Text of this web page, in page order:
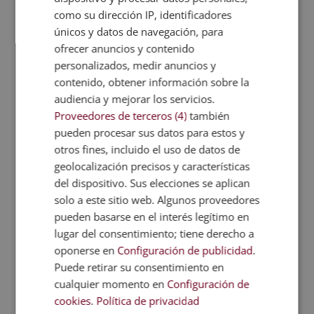
crear una atmósfera ideal para tiendas de
decoración, moda y productos para el hogar.
Ventanas interactivas
La interactividad es una tendencia creciente en el
diseño de escaparates que se basa eninvitar a los
clientes a participar y disfrutarde una experiencia
única. Algunas ideas incluyen pantallas táctiles,
juegos, concursos y elementos móviles, por
ejemplo. La interactividad no solo atrae la atención
de los transeúntes, sino quefomenta la conexión
con la marcay puede aumentar la probabilidad de
que los clientes entren a la tienda.
Eventos y festivales
Puedes decorar tu escaparate inspirándote en los
eventos y festivales que se celebran en verano.
Elementos como banderines, luces, carteles y
accesorios festivos son un
must para recrear esta
como su dirección IP, identificadores
únicos y datos de navegación, para
ofrecer anuncios y contenido
personalizados, medir anuncios y
contenido, obtener información sobre la
audiencia y mejorar los servicios.
Proveedores de terceros (4) también
pueden procesar sus datos para estos y
otros fines, incluido el uso de datos de
geolocalización precisos y características
del dispositivo. Sus elecciones se aplican
solo a este sitio web. Algunos proveedores
pueden basarse en el interés legítimo en
lugar del consentimiento; tiene derecho a
oponerse en Configuración de publicidad.
Puede retirar su consentimiento en
cualquier momento en Configuración de
cookies. Política de privacidad